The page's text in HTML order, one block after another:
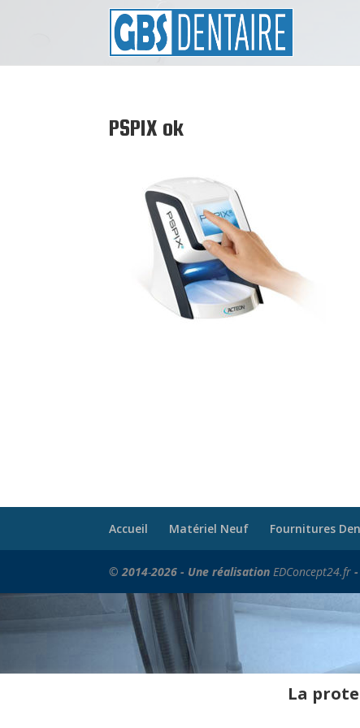
PSPIX ok
Accueil Matériel Neuf Fournitures
© 2014-2026 - Une réalisationEDConcept24.fr
La